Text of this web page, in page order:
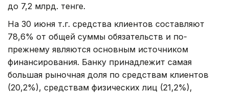
до 7,2 млрд. тенге.
На 30 июня т.г. средства клиентов составляют
78,6% от общей суммы обязательств и по-
прежнему являются основным источником
финансирования. Банку принадлежит самая
большая рыночная доля по средствам клиентов
(20,2%), средствам физических лиц (21,2%),